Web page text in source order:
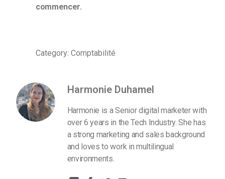
commencer.
Category: Comptabilité
Harmonie Duhamel
Harmonie is a Senior digital marketer with
over 6 years in the Tech Industry. She has
a strong marketing and sales background
and loves to work in multilingual
environments.